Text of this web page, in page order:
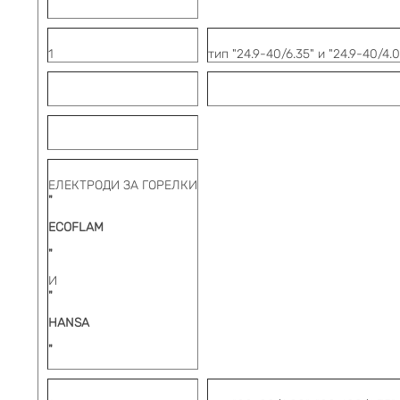
1 тип "24.9-40/6.35" и "24.9-40/
ЕЛЕКТРОДИ ЗА ГОРЕЛКИ
"
ECOFLAM
"
И
"
HANSA
"